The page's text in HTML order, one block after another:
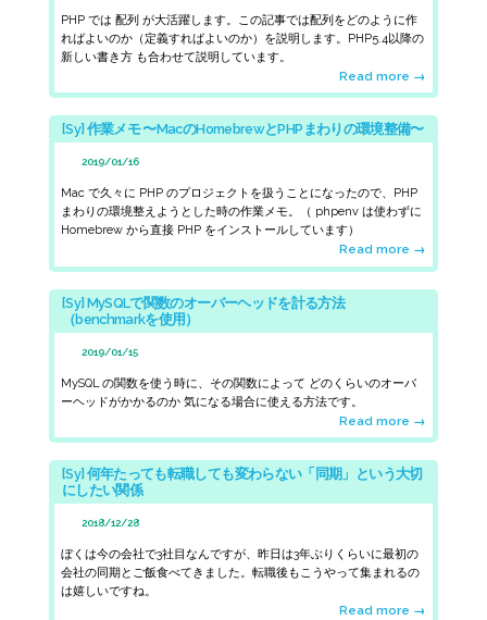
PHP では配列 が大活躍します。この記事では配列をどのように作
ればよいのか（定義すればよいのか）を説明します。 PHP5.4以降の
新しい書き方 も合わせて説明しています。
Read more →
[Sy] 作業メモ 〜MacのHomebrewとPHPまわりの環境整備〜
2019/01/16
Mac で久々に PHP のプロジェクトを扱うことになったので、PHP
まわりの環境整えようとした時の作業メモ。（ phpenv は使わずに
Homebrew から直接 PHP をインストールしています）
Read more →
[Sy] MySQLで関数のオーバーヘッドを計る方法
（benchmarkを使用）
2019/01/15
MySQLの関数を使う時に、その関数によって どのくらいのオーバ
ーヘッドがかかるのか 気になる場合に使える方法です。
Read more →
[Sy] 何年たっても転職しても変わらない「同期」という大切
にしたい関係
2018/12/28
ぼくは今の会社で3社目なんですが、昨日は3年ぶりくらいに最初の
会社の同期とご飯食べてきました。転職後もこうやって集まれるの
は嬉しいですね。
Read more →